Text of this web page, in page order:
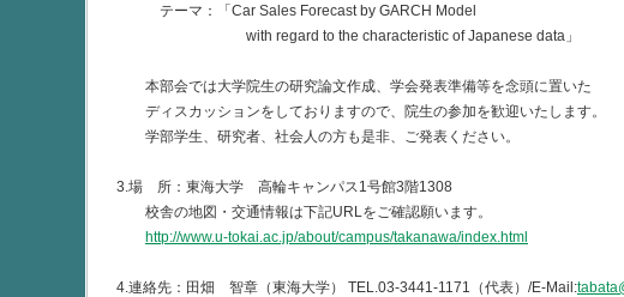
テーマ：「Car Sales Forecast by GARCH Model
with regard to the characteristic of Japanese data」
本部会では大学院生の研究論文作成、学会発表準備等を念頭に置いた
ディスカッションをしておりますので、院生の参加を歓迎いたします。
学部学生、研究者、社会人の方も是非、ご発表ください。
3.場 所：東海大学 高輪キャンパス1号館3階1308
校舎の地図・交通情報は下記URLをご確認願います。
http://www.u-tokai.ac.jp/about/campus/takanawa/index.html
4.連絡先：田畑 智章（東海大学） TEL.03-3441-1171（代表）/E-Mail: